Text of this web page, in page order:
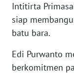
Intitirta
siap
batu bara.
Edi Purwanto
berkomitmen
WN
KEPRI
PAPUA